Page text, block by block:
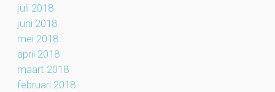
juli 2018
juni 2018
mei 2018
april 2018
maart 2018
februari 2018